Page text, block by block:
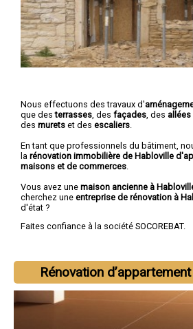
Nous effectuons des travaux d'
que desterrasses , des façades , des allées
des murets et des escaliers
En tant que professionnels du bâtiment,
la rénovation immobilière de Habloville
maisons et de commerces
Vous avez une maison ancienne à
cherchez une entreprise de rénovation à
d'état ?
Faites confiance à la société SOCOREBAT.
Rénovation